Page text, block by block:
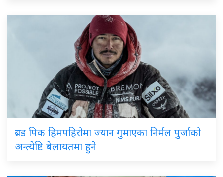
ब्रड पिक हिमपहिरोमा ज्यान गुमाएका निर्मल पुर्जाको
अन्त्येष्टि बेलायतमा हुने